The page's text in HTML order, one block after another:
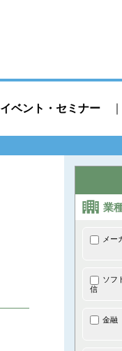
イベント・セミナー
業
メー
ソフ
信
金融